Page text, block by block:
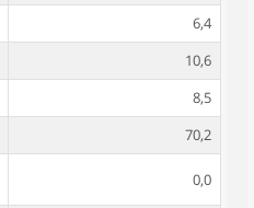
6,4
10,6
8,5
70,2
0,0